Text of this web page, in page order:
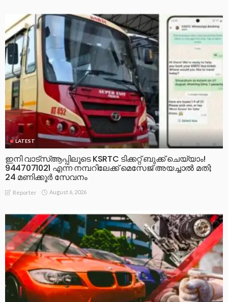
LATEST
ഇനി വാട്‌സ്ആപ്പിലൂടെ KSRTC ടിക്കറ്റ് ബുക്ക് ചെയ്യാം!
9447071021 എന്ന നമ്പറിലേക്ക് മെസേജ് അയച്ചാൽ മതി;
24 മണിക്കൂർ സേവനം
Reporter August 6, 2026